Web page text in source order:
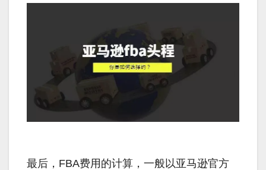
最后，FBA费用的计算，一般以亚马逊官方